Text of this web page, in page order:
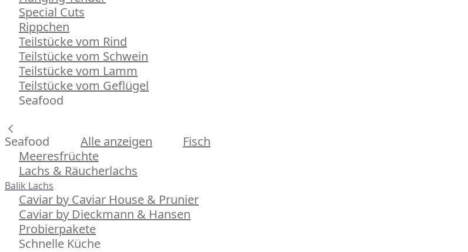
Special Cuts
Rippchen
Teilstücke vom Rind
Teilstücke vom Schwein
Teilstücke vom Lamm
Teilstücke vom Geflügel
Seafood
Seafood Alle anzeigen
Fisch
Meeresfrüchte
Lachs & Räucherlachs
Balik Lachs
Caviar by Caviar House & Prunier
Caviar by Dieckmann & Hansen
Probierpakete
Schnelle Küche